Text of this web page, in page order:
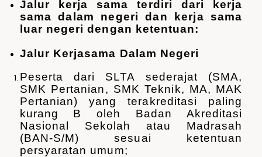
Jalur kerja sama terdiri dari kerja
sama dalam negeri dan kerja sama
luar negeri dengan ketentuan:
Jalur Kerjasama Dalam Negeri
Peserta dari SLTA sederajat (SMA,
SMK Pertanian, SMK Teknik, MA, MAK
Pertanian) yang terakreditasi paling
kurang B oleh Badan Akreditasi
Nasional Sekolah atau Madrasah
(BAN-S/M) sesuai ketentuan
persyaratan umum;